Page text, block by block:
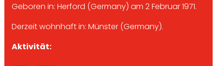
Geboren in: Herford (Germany) am 2 Februar 1971.
Derzeit wohnhaft in: Münster (Germany).
Aktivität: